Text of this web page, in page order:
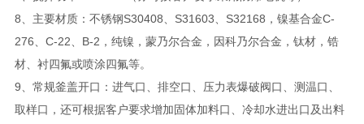
8、主要材质：不锈钢S30408、S31603、S32168，镍基合金C-
276、C-22、B-2，纯镍，蒙乃尔合金，因科乃尔合金，钛材，锆
材、衬四氟或喷涂四氟等。
9、常规釜盖开口：进气口、排空口、压力表爆破阀口、测温口、
取样口，还可根据客户要求增加固体加料口、冷却水进出口及出料